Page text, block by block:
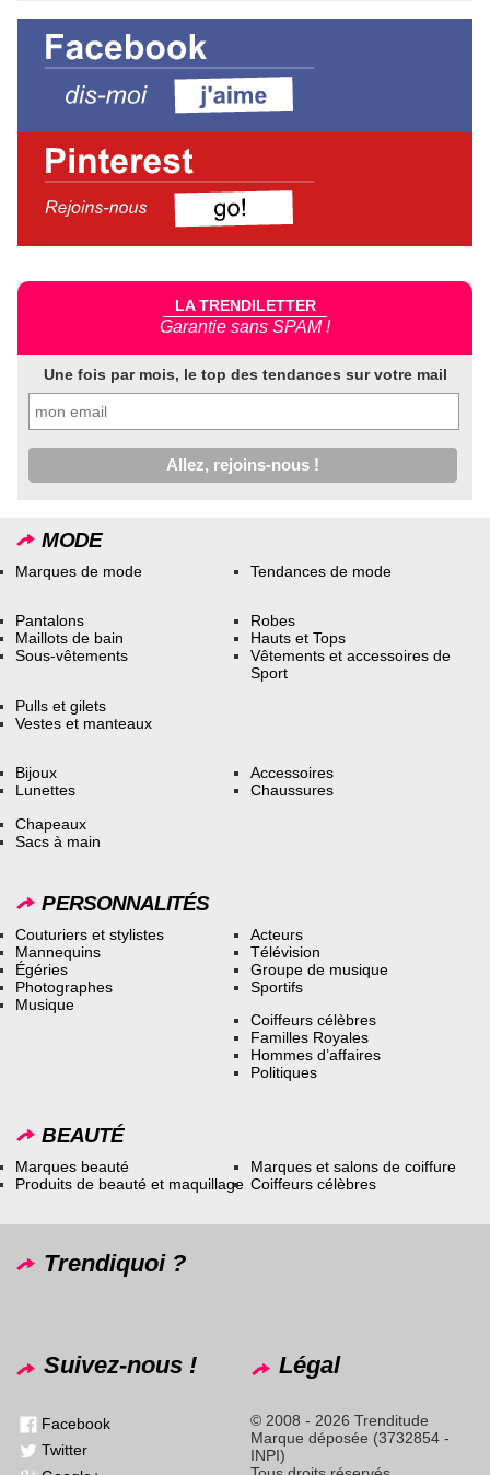
LA TRENDILETTER
Garantie sans SPAM !
Une fois par mois, le top des tendances sur votre mail
MODE
Marques de mode Tendances de mode
Pantalons
Maillots de bain
Sous-vêtements
Robes
Hauts et Tops
Vêtements et accessoires de
Sport
Pulls et gilets
Vestes et manteaux
Bijoux
Lunettes
Accessoires
Chaussures
Chapeaux
Sacs à main
PERSONNALITÉS
Couturiers et stylistes
Mannequins
Égéries
Photographes
Musique
Acteurs
Télévision
Groupe de musique
Sportifs
Coiffeurs célèbres
Familles Royales
Hommes d’affaires
Politiques
BEAUTÉ
Marques beauté
Produits de beauté et maquillage
Marques et salons de coiffure
Coiffeurs célèbres
Trendiquoi ?
Suivez-nous !
Facebook
Twitter
Légal
© 2008 - 2026 Trenditude
Marque déposée (3732854 -
INPI)